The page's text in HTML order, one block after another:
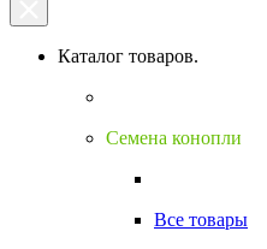
Каталог товаров.
Семена конопли
Все товары